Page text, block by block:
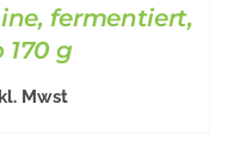
fermentiert,
g
Mwst